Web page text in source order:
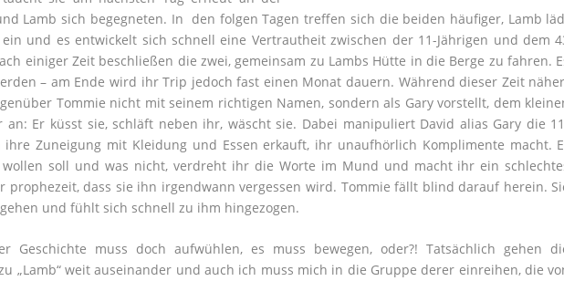
Lamb sich begegneten. In den folgen Tagen treffen sich die beiden häufiger, Lamb
und es entwickelt sich schnell eine Vertrautheit zwischen der 11-Jährigen und dem
einiger Zeit beschließen die zwei, gemeinsam zu Lambs Hütte in die Berge zu fahren.
– am Ende wird ihr Trip jedoch fast einen Monat dauern. Während dieser Zeit
Tommie nicht mit seinem richtigen Namen, sondern als Gary vorstellt, dem
an: Er küsst sie, schläft neben ihr, wäscht sie. Dabei manipuliert David alias Gary die
ihre Zuneigung mit Kleidung und Essen erkauft, ihr unaufhörlich Komplimente macht.
soll und was nicht, verdreht ihr die Worte im Mund und macht ihr ein
prophezeit, dass sie ihn irgendwann vergessen wird. Tommie fällt blind darauf herein.
und fühlt sich schnell zu ihm hingezogen.
Geschichte muss doch aufwühlen, es muss bewegen, oder?! Tatsächlich gehen
„Lamb“ weit auseinander und auch ich muss mich in die Gruppe derer einreihen, die